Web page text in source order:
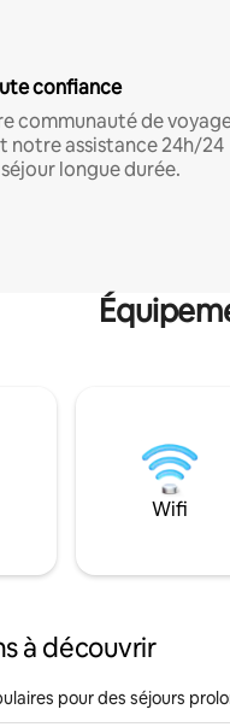
confiance
communauté de
notre assistance 24h/24
longue durée.
Wifi
à découvrir
pour des séjours